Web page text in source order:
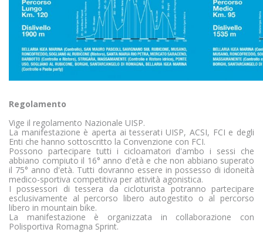
Regolamento
Vige il regolamento Nazionale UISP.
La manifestazione è aperta ai tesserati UISP, ACSI, FCI e degli
Enti che hanno sottoscritto la Convenzione con FCI.
Possono partecipare tutti i cicloamatori d'ambo i sessi che
abbiano compiuto il 16° anno d'età e che non abbiano superato
il 75° anno d'età. Tutti dovranno essere in possesso di idoneità
medico-sportiva competitiva per attività agonistica.
I possessori di tessera da cicloturista potranno partecipare
esclusivamente al percorso libero autogestito o al percorso
libero in mountain bike.
La manifestazione è organizzata in collaborazione con
Polisportiva Romagna Sprint.